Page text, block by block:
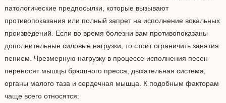
патологические предпосылки, которые вызывают
противопоказания или полный запрет на исполнение вокальных
произведений. Если во время болезни вам противопоказаны
дополнительные силовые нагрузки, то стоит ограничить занятия
пением. Чрезмерную нагрузку в процессе исполнения песен
переносят мышцы брюшного пресса, дыхательная система,
органы малого таза и сердечная мышца. К подобным факторам
чаще всего относятся: